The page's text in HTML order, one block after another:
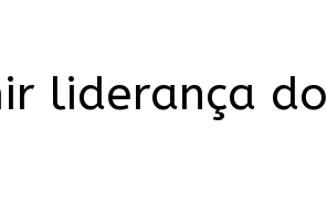
liderança do